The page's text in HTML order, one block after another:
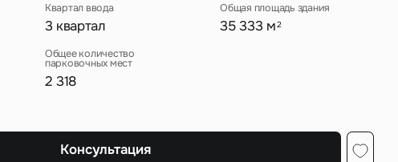
Квартал ввода
3 квартал
Общая площадь здания
35 333 м2
Общее количество
парковочных мест
2 318
Консультация